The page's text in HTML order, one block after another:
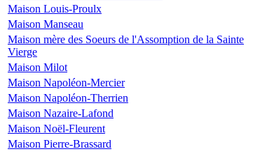
Maison Louis-Proulx
Maison Manseau
Maison mère des Soeurs de l'Assomption de la Sainte
Vierge
Maison Milot
Maison Napoléon-Mercier
Maison Napoléon-Therrien
Maison Nazaire-Lafond
Maison Noël-Fleurent
Maison Pierre-Brassard